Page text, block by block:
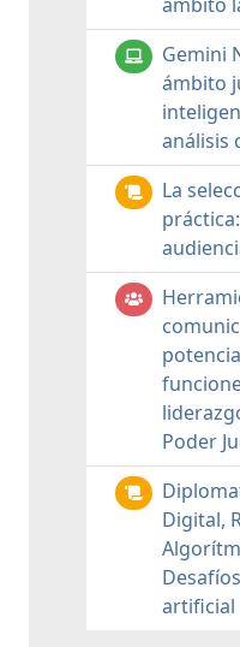
Gemini
ámbito
análisis
La
Poder
Digital,
artificial